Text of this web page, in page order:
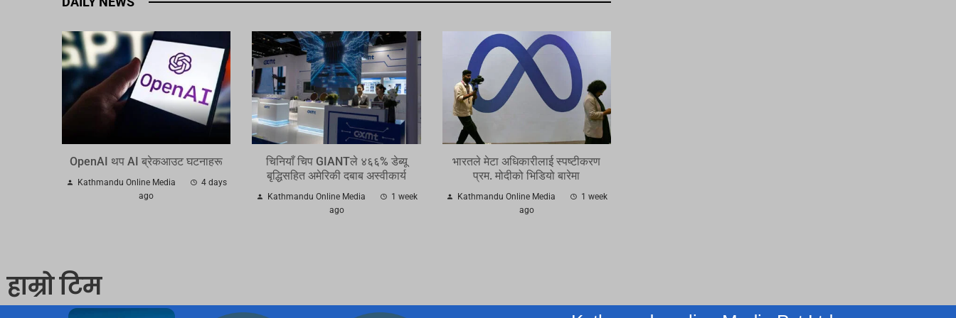
OpenAI थप AI ब्रेकआउट घटनाहरू
Kathmandu Online Media
4 days
ago
चिनियाँ चिप GIANTले ४६६% डेब्यू
बृद्धिसहित अमेरिकी दबाब अस्वीकार्य
Kathmandu Online Media
1 week
ago
भारतले मेटा अधिकारीलाई स्पष्टीकरण
प्रम. मोदीको भिडियो बारेमा
Kathmandu Online Media
1 week
ago
हाम्रो टिम